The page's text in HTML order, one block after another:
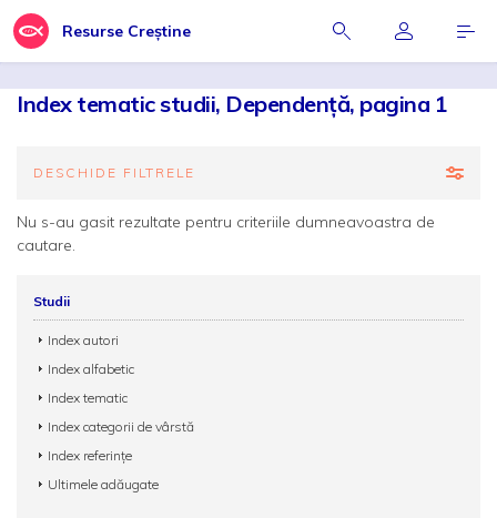
Resurse Creștine
Index tematic studii, Dependență, pagina 1
DESCHIDE FILTRELE
Nu s-au gasit rezultate pentru criteriile dumneavoastra de
cautare.
Studii
Index autori
Index alfabetic
Index tematic
Index categorii de vârstă
Index referințe
Ultimele adăugate